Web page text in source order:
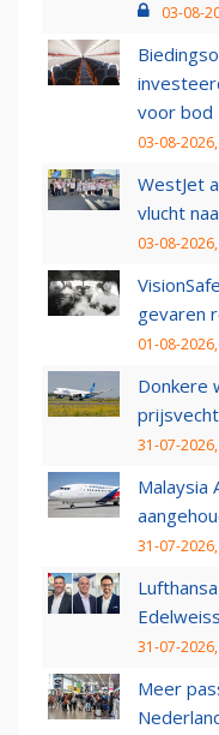
03-08-
voor bod
03-08-
WestJet
vlucht
03-08-
gevaren
01-08-
Donkere
31-07-2026,
Malaysia
31-07-
31-07-
Meer